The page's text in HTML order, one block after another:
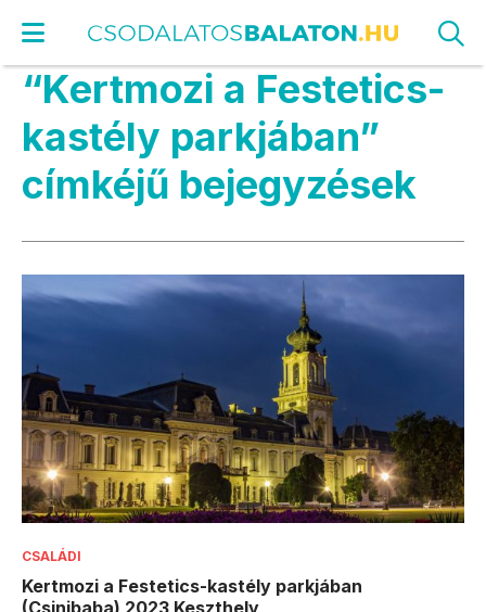
“Kertmozi a Festetics-
kastély parkjában”
címkéjű bejegyzések
CSALÁDI
Kertmozi a Festetics-kastély parkjában